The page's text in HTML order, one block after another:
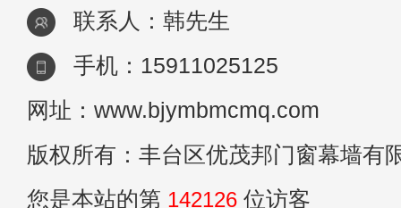
联系人：韩先生
手机：15911025125
网址：www.bjymbmcmq.com
版权所有：丰台区优茂邦门窗幕墙有
您是本站的第 142126 位访客